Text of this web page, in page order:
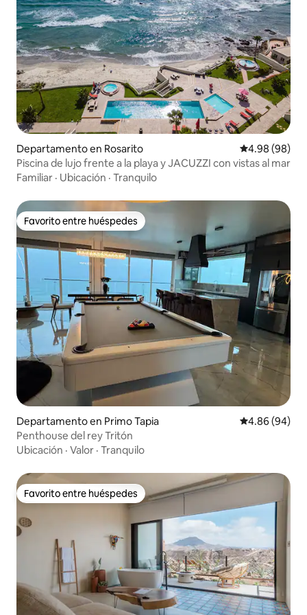
Departamento en Rosarito Calificación
4.98 (98)
Piscina de lujo frente a la playa y JACUZZI con vistas al mar
Familiar · Ubicación · Tranquilo
Favorito entre huéspedes
Favorito entre huéspedes
Departamento en Primo Tapia Calificación
4.86 (94)
Penthouse del rey Tritón
Ubicación · Valor · Tranquilo
Favorito entre huéspedes
Favorito entre huéspedes